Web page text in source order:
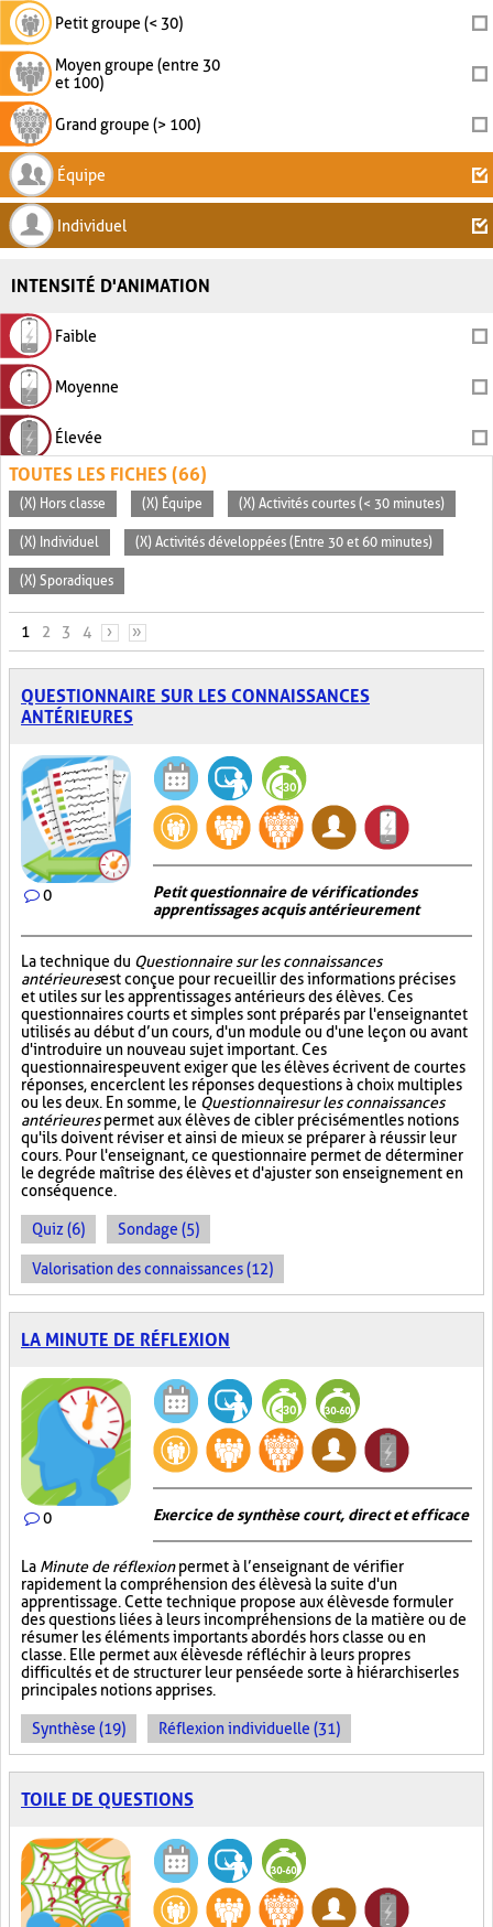
Petit groupe (< 30)
Moyen groupe (entre 30
et 100)
Grand groupe (> 100)
Équipe
Individuel
INTENSITÉ D'ANIMATION
Faible
Moyenne
Élevée
TOUTES LES FICHES (66)
(X) Hors classe (X) Équipe (X) Activités courtes (< 30 minutes)
(X) Individuel (X) Activités développées (Entre 30 et 60 minutes)
(X) Sporadiques
PAGES
1 2 3 4 › »
QUESTIONNAIRE SUR LES CONNAISSANCES
ANTÉRIEURES
0
Petit questionnaire de vérification des
apprentissages acquis antérieurement
La technique du Questionnaire sur les connaissances
antérieuresest conçue pour recueillir des informations précises
et utiles sur les apprentissages antérieurs des élèves. Ces
questionnaires courts et simples sont préparés par l'enseignant et
utilisés au début d’un cours, d'un module ou d'une leçon ou avant
d'introduire un nouveau sujet important. Ces
questionnaires peuvent exiger que les élèves écrivent de courtes
réponses, encerclent les réponses de questions à choix multiples
ou les deux. En somme, le Questionnaire sur les connaissances
antérieurespermet aux élèves de cibler précisément les notions
qu'ils doivent réviser et ainsi de mieux se préparer à réussir leur
cours. Pour l'enseignant, ce questionnaire permet de déterminer
le degré de maîtrise des élèves et d'ajuster son enseignement en
conséquence.
Quiz (6) Sondage (5)
Valorisation des connaissances (12)
LA MINUTE DE RÉFLEXION
0 Exercice de synthèse court, direct et efficace
La Minute de réflexionpermet à l’enseignant de vérifier
rapidement la compréhension des élèves à la suite d'un
apprentissage. Cette technique propose aux élèves de formuler
des questions liées à leurs incompréhensions de la matière ou de
résumer les éléments importants abordés hors classe ou en
classe. Elle permet aux élèves de réfléchir à leurs propres
difficultés et de structurer leur pensée de sorte à hiérarchiser les
principales notions apprises.
Synthèse (19) Réflexion individuelle (31)
TOILE DE QUESTIONS